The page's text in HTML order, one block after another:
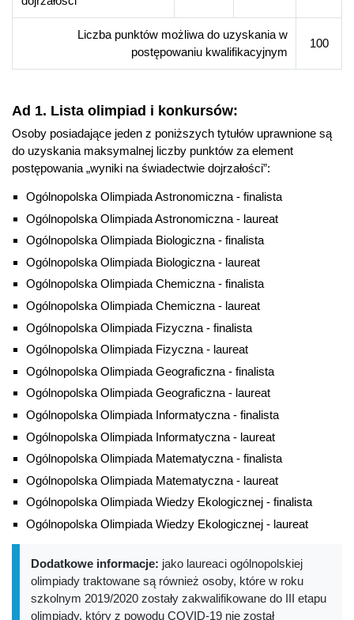
Liczba punktów możliwa do uzyskania w
postępowaniu kwalifikacyjnym
100
Ad 1. Lista olimpiad i konkursów:
Osoby posiadające jeden z poniższych tytułów uprawnione są
do uzyskania maksymalnej liczby punktów za element
postępowania „wyniki na świadectwie dojrzałości”:
Ogólnopolska Olimpiada Astronomiczna - finalista
Ogólnopolska Olimpiada Astronomiczna - laureat
Ogólnopolska Olimpiada Biologiczna - finalista
Ogólnopolska Olimpiada Biologiczna - laureat
Ogólnopolska Olimpiada Chemiczna - finalista
Ogólnopolska Olimpiada Chemiczna - laureat
Ogólnopolska Olimpiada Fizyczna - finalista
Ogólnopolska Olimpiada Fizyczna - laureat
Ogólnopolska Olimpiada Geograficzna - finalista
Ogólnopolska Olimpiada Geograficzna - laureat
Ogólnopolska Olimpiada Informatyczna - finalista
Ogólnopolska Olimpiada Informatyczna - laureat
Ogólnopolska Olimpiada Matematyczna - finalista
Ogólnopolska Olimpiada Matematyczna - laureat
Ogólnopolska Olimpiada Wiedzy Ekologicznej - finalista
Ogólnopolska Olimpiada Wiedzy Ekologicznej - laureat
Dodatkowe informacje: jako laureaci ogólnopolskiej
olimpiady traktowane są również osoby, które w roku
szkolnym 2019/2020 zostały zakwalifikowane do III etapu
olimpiady, który z powodu COVID-19 nie został